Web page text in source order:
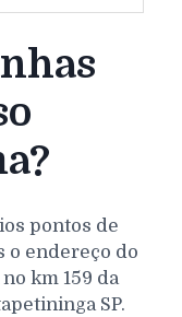
pontos de
o endereço do
km 159 da
SP.